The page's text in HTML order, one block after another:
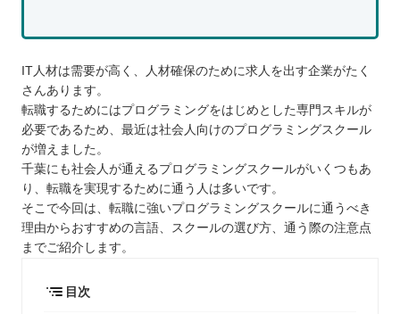
IT人材は需要が高く、人材確保のために求人を出す企業がたく
さんあります。
転職するためにはプログラミングをはじめとした専門スキルが
必要であるため、最近は社会人向けのプログラミングスクール
が増えました。
千葉にも社会人が通えるプログラミングスクールがいくつもあ
り、転職を実現するために通う人は多いです。
そこで今回は、転職に強いプログラミングスクールに通うべき
理由からおすすめの言語、スクールの選び方、通う際の注意点
までご紹介します。
目次